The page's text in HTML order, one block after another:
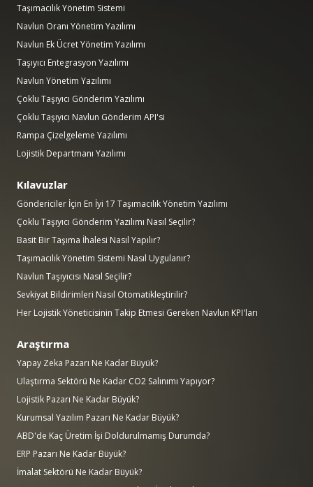
Taşımacılık Yönetim Sistemi
Navlun Oranı Yönetim Yazılımı
Navlun Ek Ücret Yönetim Yazılımı
Taşıyıcı Entegrasyon Yazılımı
Navlun Yönetim Yazılımı
Çoklu Taşıyıcı Gönderim Yazılımı
Çoklu Taşıyıcı Navlun Gönderim API'si
Rampa Çizelgeleme Yazılımı
Lojistik Departmanı Yazılımı
Kılavuzlar
Göndericiler İçin En İyi 17 Taşımacılık Yönetim Yazılımı
Çoklu Taşıyıcı Gönderim Yazılımı Nasıl Seçilir?
Basit Bir Taşıma İhalesi Nasıl Yapılır?
Taşımacılık Yönetim Sistemi Nasıl Uygulanır?
Navlun Taşıyıcısı Nasıl Seçilir?
Sevkiyat Bildirimleri Nasıl Otomatikleştirilir?
Her Lojistik Yöneticisinin Takip Etmesi Gereken Navlun KPI'ları
Araştırma
Yapay Zeka Pazarı Ne Kadar Büyük?
Ulaştırma Sektörü Ne Kadar CO2 Salınımı Yapıyor?
Lojistik Pazarı Ne Kadar Büyük?
Kurumsal Yazılım Pazarı Ne Kadar Büyük?
ABD'de Kaç Üretim İşi Doldurulmamış Durumda?
ERP Pazarı Ne Kadar Büyük?
İmalat Sektörü Ne Kadar Büyük?